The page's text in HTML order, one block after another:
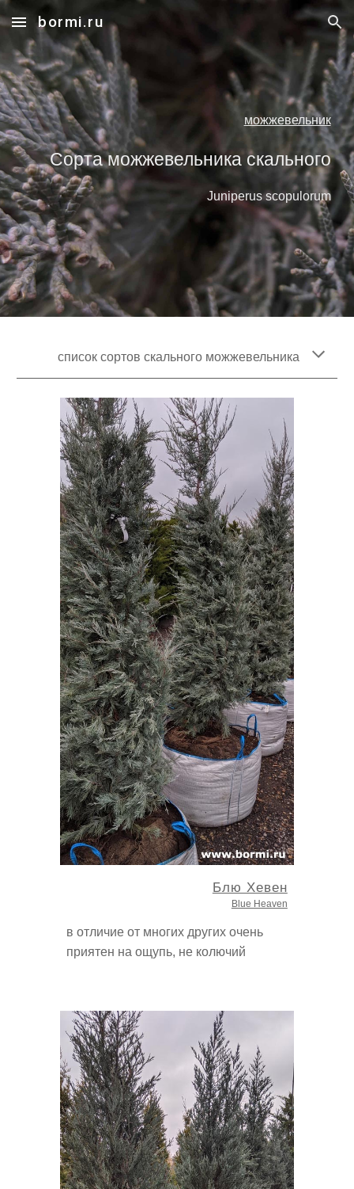
Skip to main content Skip to navigation
bormi.ru
можжевельник
Сорта можжевельника скального
Juniperus scopulorum
список сортов скального можжевельника
Блю Хевен
Blue Heaven
в отличие от многих других очень
приятен на ощупь, не колючий